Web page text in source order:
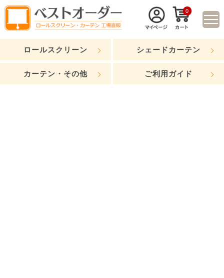
0
ロールスクリーン シェードカーテン
カーテン・その他 ご利用ガイド